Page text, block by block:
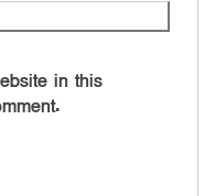
in this